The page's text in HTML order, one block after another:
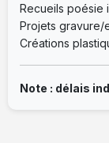
Recueils poésie
Projets gravure/
Créations
Note : délais